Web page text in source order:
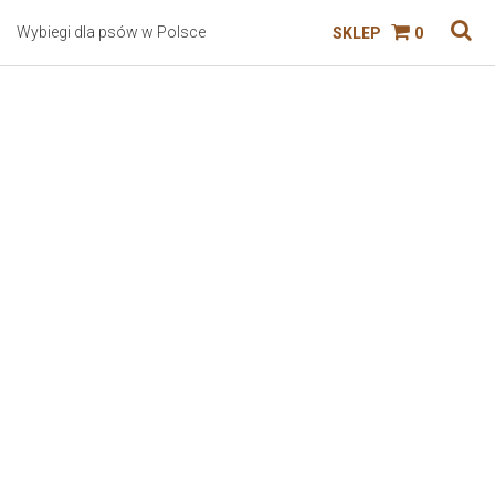
Wybiegi dla psów w Polsce SKLEP 0